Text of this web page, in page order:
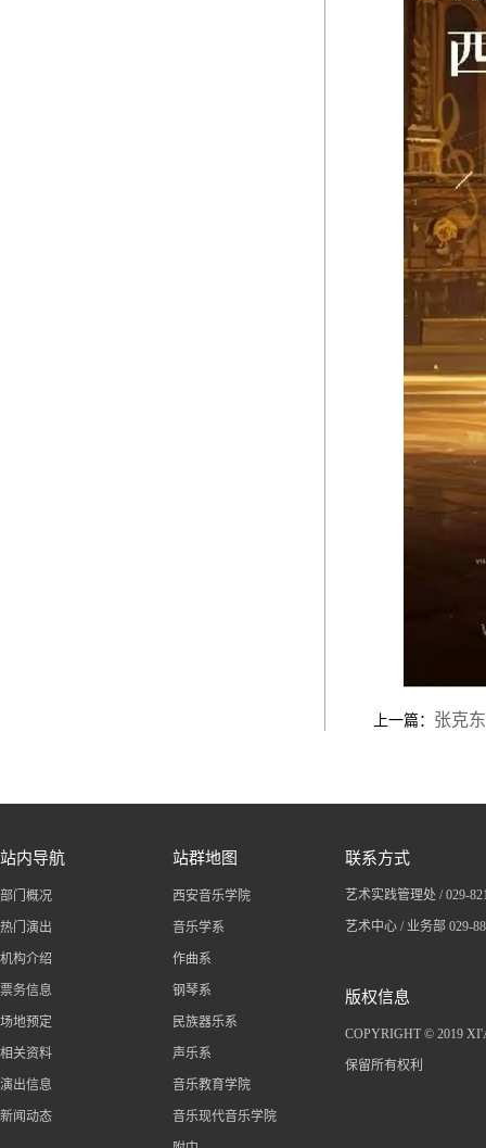
上一篇： 张克
站内导航
部门概况
热门演出
机构介绍
票务信息
场地预定
相关资料
演出信息
新闻动态
站群地图
西安音乐学院
音乐学系
作曲系
钢琴系
民族器乐系
声乐系
音乐教育学院
音乐现代音乐学院
联系方式
艺术实践管理处 / 029-
艺术中心 / 业务部 029-
版权信息
COPYRIGHT © 2019
保留所有权利